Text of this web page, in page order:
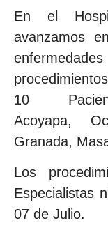
En el
avanzamos
10
Acoyapa,
Granada,
Los
Especialistas
07 de Julio.